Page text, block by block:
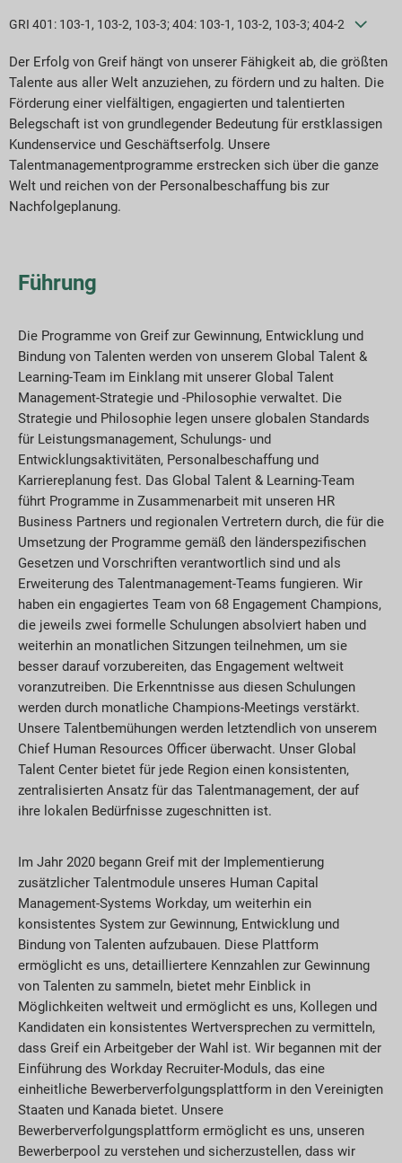
Downloads
GRI 401: 103-1, 103-2, 103-3; 404: 103-1, 103-2, 103-3; 404-2
Der Erfolg von Greif hängt von unserer Fähigkeit ab, die größten
Talente aus aller Welt anzuziehen, zu fördern und zu halten. Die
Förderung einer vielfältigen, engagierten und talentierten
Belegschaft ist von grundlegender Bedeutung für erstklassigen
Kundenservice und Geschäftserfolg. Unsere
Talentmanagementprogramme erstrecken sich über die ganze
Welt und reichen von der Personalbeschaffung bis zur
Nachfolgeplanung.
Führung
Die Programme von Greif zur Gewinnung, Entwicklung und
Bindung von Talenten werden von unserem Global Talent &
Learning-Team im Einklang mit unserer Global Talent
Management-Strategie und -Philosophie verwaltet. Die
Strategie und Philosophie legen unsere globalen Standards
für Leistungsmanagement, Schulungs- und
Entwicklungsaktivitäten, Personalbeschaffung und
Karriereplanung fest. Das Global Talent & Learning-Team
führt Programme in Zusammenarbeit mit unseren HR
Business Partners und regionalen Vertretern durch, die für die
Umsetzung der Programme gemäß den länderspezifischen
Gesetzen und Vorschriften verantwortlich sind und als
Erweiterung des Talentmanagement-Teams fungieren. Wir
haben ein engagiertes Team von 68 Engagement Champions,
die jeweils zwei formelle Schulungen absolviert haben und
weiterhin an monatlichen Sitzungen teilnehmen, um sie
besser darauf vorzubereiten, das Engagement weltweit
voranzutreiben. Die Erkenntnisse aus diesen Schulungen
werden durch monatliche Champions-Meetings verstärkt.
Unsere Talentbemühungen werden letztendlich von unserem
Chief Human Resources Officer überwacht. Unser Global
Talent Center bietet für jede Region einen konsistenten,
zentralisierten Ansatz für das Talentmanagement, der auf
ihre lokalen Bedürfnisse zugeschnitten ist.
Im Jahr 2020 begann Greif mit der Implementierung
zusätzlicher Talentmodule unseres Human Capital
Management-Systems Workday, um weiterhin ein
konsistentes System zur Gewinnung, Entwicklung und
Bindung von Talenten aufzubauen. Diese Plattform
ermöglicht es uns, detailliertere Kennzahlen zur Gewinnung
von Talenten zu sammeln, bietet mehr Einblick in
Möglichkeiten weltweit und ermöglicht es uns, Kollegen und
Kandidaten ein konsistentes Wertversprechen zu vermitteln,
dass Greif ein Arbeitgeber der Wahl ist. Wir begannen mit der
Einführung des Workday Recruiter-Moduls, das eine
einheitliche Bewerberverfolgungsplattform in den Vereinigten
Staaten und Kanada bietet. Unsere
Bewerberverfolgungsplattform ermöglicht es uns, unseren
Bewerberpool zu verstehen und sicherzustellen, dass wir